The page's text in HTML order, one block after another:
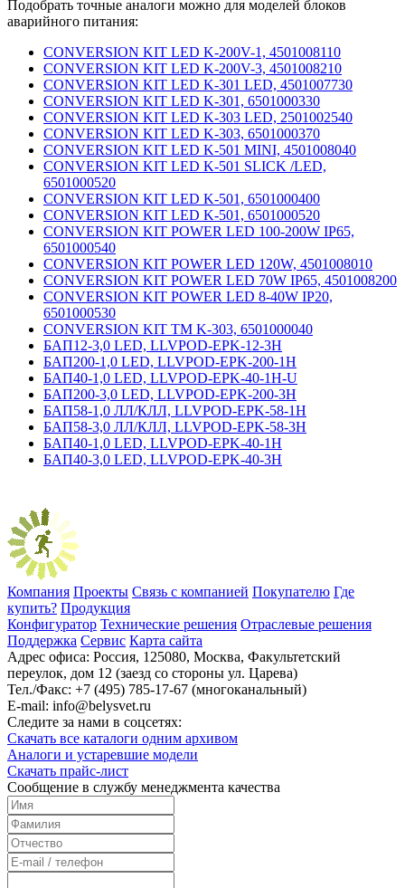
Подобрать точные аналоги можно для моделей блоков
аварийного питания:
CONVERSION KIT LED K-200V-1, 4501008110
CONVERSION KIT LED K-200V-3, 4501008210
CONVERSION KIT LED K-301 LED, 4501007730
CONVERSION KIT LED K-301, 6501000330
CONVERSION KIT LED K-303 LED, 2501002540
CONVERSION KIT LED K-303, 6501000370
CONVERSION KIT LED K-501 MINI, 4501008040
CONVERSION KIT LED K-501 SLICK /LED,
6501000520
CONVERSION KIT LED K-501, 6501000400
CONVERSION KIT LED K-501, 6501000520
CONVERSION KIT POWER LED 100-200W IP65,
6501000540
CONVERSION KIT POWER LED 120W, 4501008010
CONVERSION KIT POWER LED 70W IP65, 4501008200
CONVERSION KIT POWER LED 8-40W IP20,
6501000530
CONVERSION KIT TM K-303, 6501000040
БАП12-3,0 LED, LLVPOD-EPK-12-3H
БАП200-1,0 LED, LLVPOD-EPK-200-1H
БАП40-1,0 LED, LLVPOD-EPK-40-1H-U
БАП200-3,0 LED, LLVPOD-EPK-200-3H
БАП58-1,0 ЛЛ/КЛЛ, LLVPOD-EPK-58-1H
БАП58-3,0 ЛЛ/КЛЛ, LLVPOD-EPK-58-3H
БАП40-1,0 LED, LLVPOD-EPK-40-1H
БАП40-3,0 LED, LLVPOD-EPK-40-3H
Компания Проекты Связь с компанией Покупателю Где
купить? Продукция
Конфигуратор Технические решения Отраслевые решения
Поддержка Сервис Карта сайта
Адрес офиса: Россия, 125080, Москва, Факультетский
переулок, дом 12 (заезд со стороны ул. Царева)
Тел./Факс: +7 (495) 785-17-67 (многоканальный)
E-mail: info@belysvet.ru
Следите за нами в соцсетях:
Скачать все каталоги одним архивом
Аналоги и устаревшие модели
Скачать прайс-лист
Cообщение в службу менеджмента качества